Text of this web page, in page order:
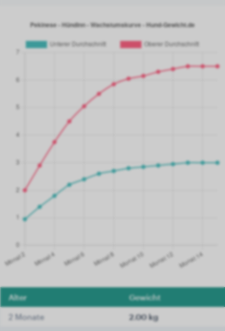
Alter Gewicht
2 Monate 2.00 kg